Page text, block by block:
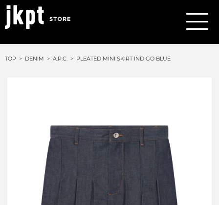
TOP DENIM A.P.C. PLEATED MINI SKIRT INDIGO BLUE